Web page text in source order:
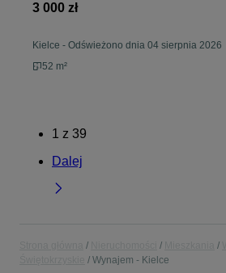
3 000 zł
Kielce - Odświeżono dnia 04 sierpnia 2026
52 m²
1 z 39
Dalej
Wynajem - Kielce